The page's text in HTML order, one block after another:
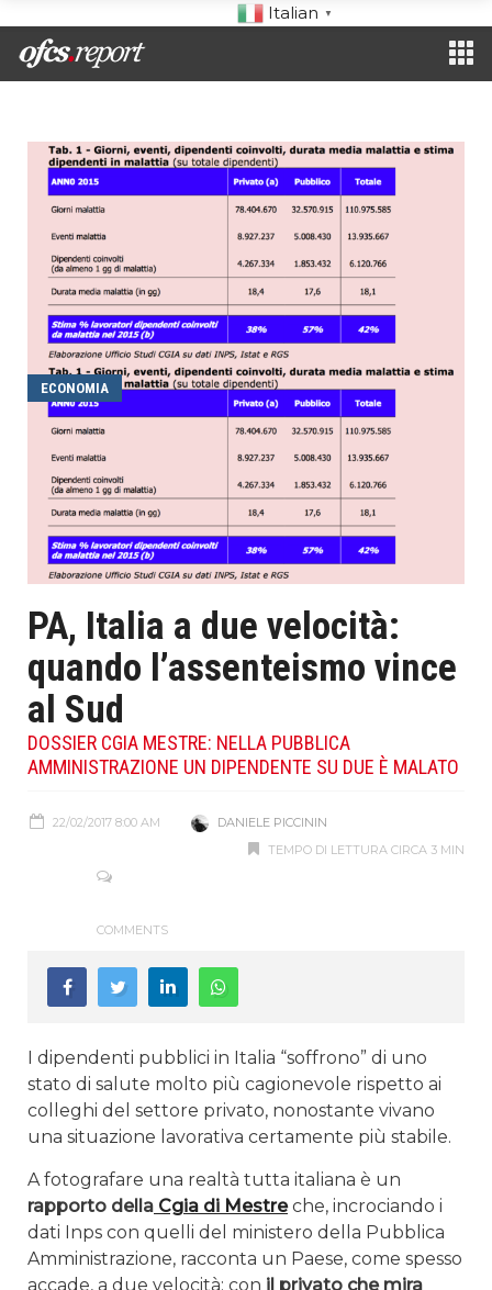
Italian ▼
ECONOMIA
PA, Italia a due velocità:
quando l’assenteismo vince
al Sud
DOSSIER CGIA MESTRE: NELLA PUBBLICA
AMMINISTRAZIONE UN DIPENDENTE SU DUE È MALATO
22/02/2017 8:00 AM
DANIELE PICCININ
TEMPO DI LETTURA CIRCA 3 MIN
COMMENTS
I dipendenti pubblici in Italia “soffrono” di uno
stato di salute molto più cagionevole rispetto ai
colleghi del settore privato, nonostante vivano
una situazione lavorativa certamente più stabile.
A fotografare una realtà tutta italiana è un
rapporto della Cgia di Mestreche, incrociando i
dati Inps con quelli del ministero della Pubblica
Amministrazione, racconta un Paese, come spesso
accade, a due velocità: con il privato che mira